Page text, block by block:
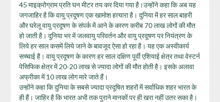
45 माइक्रोग्राम प्रति घन मीटर तय कर दिया गया है।उन्‍होंने कहा कि अब यह
जगजाहिर है कि वायु प्रदूषण एक खामोश हत्यारा है। दुनिया में हर साल बाहरी
और घरेलू वायु प्रदूषण के संपर्क में आने के कारण करीब 70 लाख लोगों की मौत
हो जाती है। दुनिया भर में जलवायु परिवर्तन और वायु प्रदूषण पर नियंत्रण के
लिये हर साल कसमें लिये जाने के बावजूद ऐसा हो रहा है। यह एक अस्‍वीकार्य
सच्‍चाई है। वायु प्रदूषण के कारण हर साल दक्षिण पूर्वी एशियाई क्षेत्र तथा वेस्टर्न
पेसिफिक क्षेत्र में 20-20 लाख से ज्यादा लोगों की मौत होती है। इसके अलावा
अफ्रीका में 10 लाख लोग मारे जाते हैं।
उन्‍होंने कहा कि दुनिया के सबसे ज्‍यादा प्रदूषित शहरों में सर्वाधिक शहर भारत के
ही हैं। जाहिर है कि भारत अभी तक पुराने मानकों पर ही खरा नहीं उतर सका है।